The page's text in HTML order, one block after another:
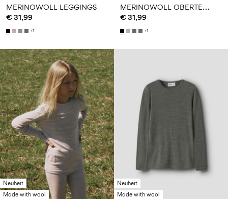
MERINOWOLL LEGGINGS
€ 31,99
+1
M
ERINOWOLL OBERTEIL MIT LANGEN ÄRMELN
€ 31,99
+1
Neuheit
Made with wool
Neuheit
Made with wool